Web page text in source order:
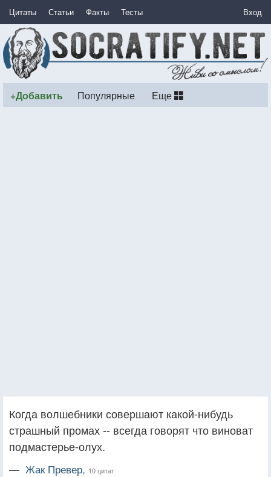
Цитаты Статьи Факты Тесты Вход
+Добавить Популярные Еще
Когда волшебники совершают какой-нибудь
страшный промах -- всегда говорят что виноват
подмастерье-олух.
— Жак Превер, 10 цитат